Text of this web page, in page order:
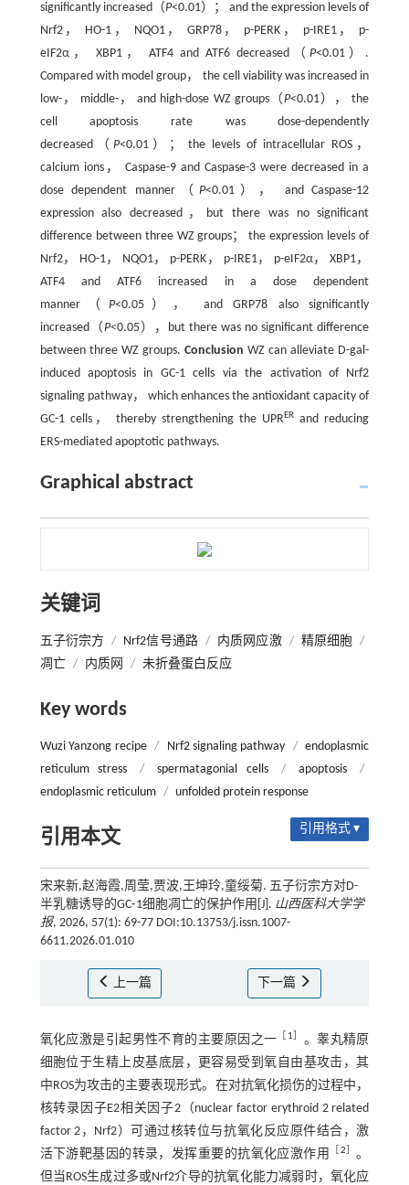
significantly increased（P<0.01）； and the expression levels of
Nrf2， HO-1， NQO1， GRP78， p-PERK， p-IRE1， p-
eIF2α， XBP1， ATF4 and ATF6 decreased（P<0.01）.
Compared with model group， the cell viability was increased in
low-， middle-， and high-dose WZ groups（P<0.01）， the
cell apoptosis rate was dose-dependently
decreased（ P<0.01）； the levels of intracellular ROS，
calcium ions， Caspase-9 and Caspase-3 were decreased in a
dose dependent manner（P<0.01）， and Caspase-12
expression also decreased，but there was no significant
difference between three WZ groups； the expression levels of
Nrf2， HO-1， NQO1， p-PERK， p-IRE1， p-eIF2α， XBP1，
ATF4 and ATF6 increased in a dose dependent
manner（ P<0.05）， and GRP78 also significantly
increased（P<0.05），but there was no significant difference
between three WZ groups. Conclusion WZ can alleviate D-gal-
induced apoptosis in GC-1 cells via the activation of Nrf2
signaling pathway， which enhances the antioxidant capacity of
GC-1 cells， thereby strengthening the UPRER and reducing
ERS-mediated apoptotic pathways.
Graphical abstract
关键词
五子衍宗方 / Nrf2信号通路 / 内质网应激 / 精原细胞 /
凋亡 / 内质网 / 未折叠蛋白反应
Key words
Wuzi Yanzong recipe / Nrf2 signaling pathway / endoplasmic
reticulum stress
/ spermatagonial cells / apoptosis
/
endoplasmic reticulum / unfolded protein response
引用本文 引用格式 ▾
宋来新,赵海霞,周莹,贾波,王坤玲,童绥菊. 五子衍宗方对D-
半乳糖诱导的GC⁃1细胞凋亡的保护作用[J]. 山西医科大学学
报, 2026, 57(1): 69-77 DOI:10.13753/j.issn.1007-
6611.2026.01.010
上一篇 下一篇
氧化应激是引起男性不育的主要原因之一 1
。睾丸精原
细胞位于生精上皮基底层，更容易受到氧自由基攻击，其
中ROS为攻击的主要表现形式。在对抗氧化损伤的过程中，
核转录因子E2相关因子2（nuclear factor erythroid 2 related
factor 2，Nrf2）可通过核转位与抗氧化反应原件结合，激
活下游靶基因的转录，发挥重要的抗氧化应激作用
2
。
但当ROS生成过多或Nrf2介导的抗氧化能力减弱时，氧化应